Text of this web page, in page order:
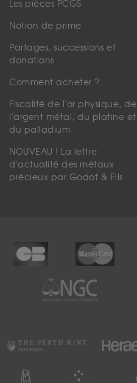
Les pièces PCGS
Notion de prime
Partages, successions et
donations
Comment acheter ?
Fiscalité de l'or physique, de
l'argent métal, du platine et
du palladium
NOUVEAU ! La lettre
d'actualité des métaux
précieux par Godot & Fils